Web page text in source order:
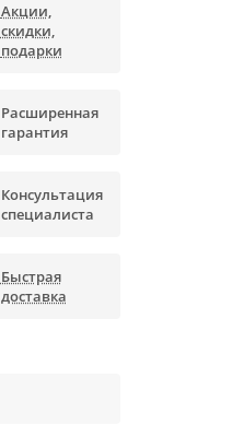
Акции,
скидки,
подарки
Расширенная
гарантия
Консультация
специалиста
Быстрая
доставка